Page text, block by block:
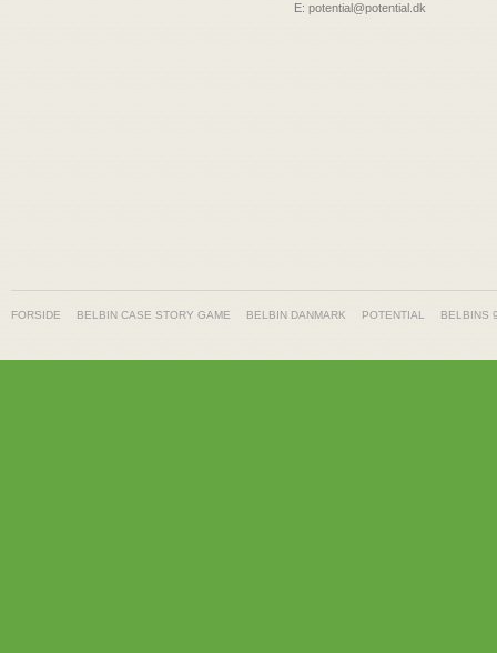
E: potential@potential.dk
FORSIDE BELBIN CASE STORY GAME BELBIN DANMARK POTENTIAL BELBINS